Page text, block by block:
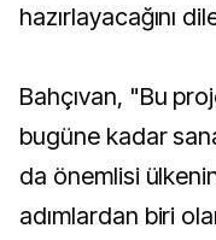
hazırlayacağını
Bahçıvan, "Bu
bugüne kadar
da önemlisi
adımlardan biri